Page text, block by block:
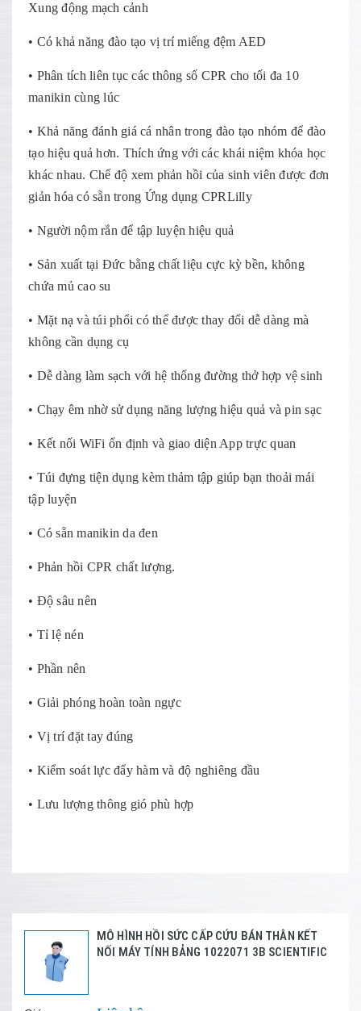
Xung động mạch cảnh
• Có khả năng đào tạo vị trí miếng đệm AED
• Phân tích liên tục các thông số CPR cho tối đa 10
manikin cùng lúc
• Khả năng đánh giá cá nhân trong đào tạo nhóm để đào
tạo hiệu quả hơn. Thích ứng với các khái niệm khóa học
khác nhau. Chế độ xem phản hồi của sinh viên được đơn
giản hóa có sẵn trong Ứng dụng CPRLilly
• Người nộm rắn để tập luyện hiệu quả
• Sản xuất tại Đức bằng chất liệu cực kỳ bền, không
chứa mủ cao su
• Mặt nạ và túi phổi có thể được thay đổi dễ dàng mà
không cần dụng cụ
• Dễ dàng làm sạch với hệ thống đường thở hợp vệ sinh
• Chạy êm nhờ sử dụng năng lượng hiệu quả và pin sạc
• Kết nối WiFi ổn định và giao diện App trực quan
• Túi đựng tiện dụng kèm thảm tập giúp bạn thoải mái
tập luyện
• Có sẵn manikin da đen
• Phản hồi CPR chất lượng.
• Độ sâu nên
• Tỉ lệ nén
• Phần nên
• Giải phóng hoàn toàn ngực
• Vị trí đặt tay đúng
• Kiểm soát lực đẩy hàm và độ nghiêng đầu
• Lưu lượng thông gió phù hợp
MÔ HÌNH HỒI SỨC CẤP CỨU BÁN THÂN KẾT
NỐI MÁY TÍNH BẢNG 1022071 3B SCIENTIFIC